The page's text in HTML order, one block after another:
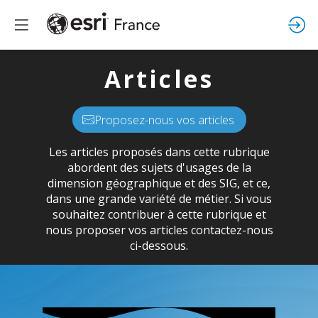
Articles
Proposez-nous vos articles
Les articles proposés dans cette rubrique
abordent des sujets d'usages de la
dimension géographique et des SIG, et ce,
dans une grande variété de métier. Si vous
souhaitez contribuer à cette rubrique et
nous proposer vos articles contactez-nous
ci-dessous.